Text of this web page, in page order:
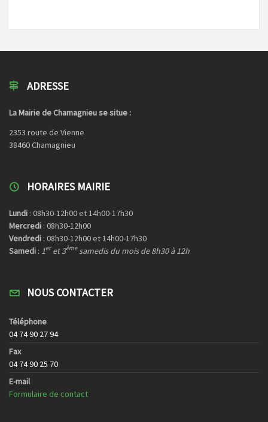
ADRESSE
La Mairie de Chamagnieu se situe :
2353 route de Vienne
38460 Chamagnieu
HORAIRES MAIRIE
Lundi : 08h30-12h00 et 14h00-17h30
Mercredi : 08h30-12h00
Vendredi : 08h30-12h00 et 14h00-17h30
Samedi : 1eret 3èmesamedis du mois de 8h30 à 12h
NOUS CONTACTER
Téléphone
04 74 90 27 94
Fax
04 74 90 25 70
E-mail
Formulaire de contact